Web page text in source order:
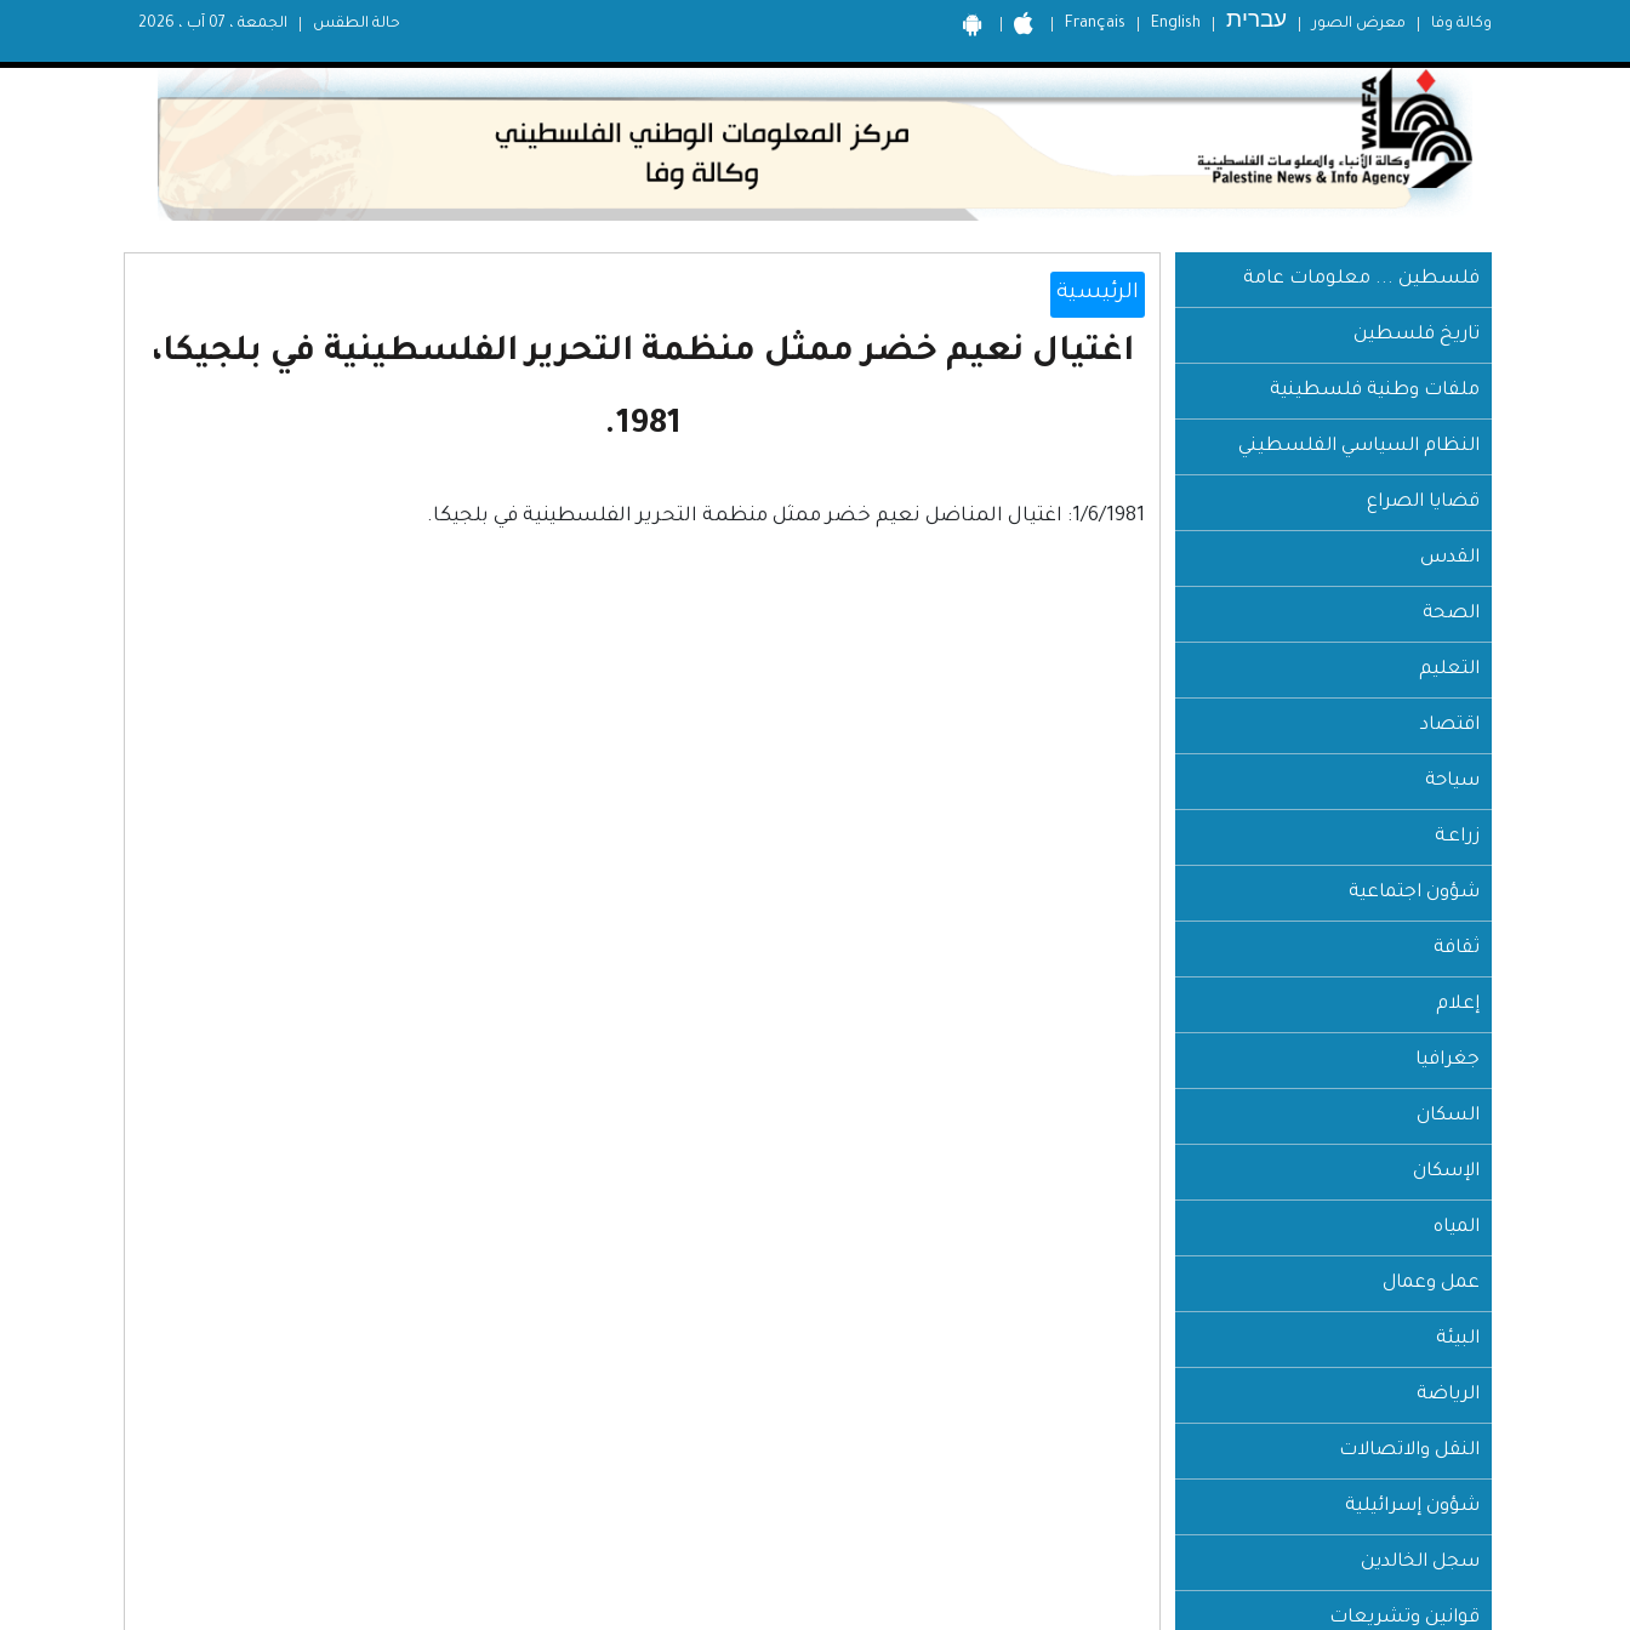
Français English עברית معرض الصور وكالة وفا الجمعة ، 07 آب ، 2026 حالة الطقس
فلسطين ... معلومات عامة
تاريخ فلسطين
ملفات وطنية فلسطينية
النظام السياسي الفلسطيني
قضايا الصراع
القدس
الصحة
التعليم
اقتصاد
سياحة
زراعـة
شؤون اجتماعية
ثقافة
إعلام
جغرافيا
السكان
الإسكان
المياه
عمل وعمال
البيئة
الرياضة
النقل والاتصالات
شؤون إسرائيلية
سجل الخالدين
قوانين وتشريعات
الرئيسية
اغتيال نعيم خضر ممثل منظمة التحرير الفلسطينية في بلجيكا،
1981.
1/6/1981: اغتيال المناضل نعيم خضر ممثل منظمة التحرير الفلسطينية في بلجيكا.